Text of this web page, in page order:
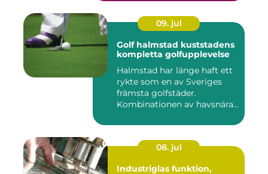
09. jul
Golf halmstad kuststadens
kompletta golfupplevelse
Halmstad har länge haft ett
rykte som en av Sveriges
främsta golfstäder.
Kombinationen av havsnära
08. jul
Industriglas funktion,